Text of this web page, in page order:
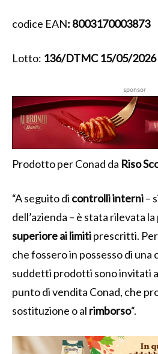
codice EAN: 8003170003873
Lotto: 136/DTMC 15/05/2026
sponsor
Prodotto per Conad da Riso
“A seguito di controlliinterni–
dell’azienda – è stata rilevata
superiore ai limitiprescritti.
che fossero in possesso di una
suddetti prodotti sono invitati
punto di vendita Conad, che
sostituzione o al rimborso“.